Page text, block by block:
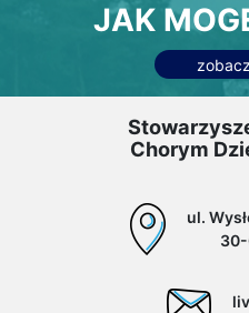
JAK
Chorym
ul.
30-